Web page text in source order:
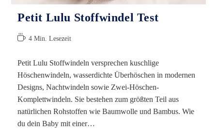
Petit Lulu Stoffwindel Test
Lesedauer:
4 Min. Lesezeit
Petit Lulu Stoffwindeln versprechen kuschlige
Höschenwindeln, wasserdichte Überhöschen in modernen
Designs, Nachtwindeln sowie Zwei-Höschen-
Komplettwindeln. Sie bestehen zum größten Teil aus
natürlichen Rohstoffen wie Baumwolle und Bambus. Wie
du dein Baby mit einer…